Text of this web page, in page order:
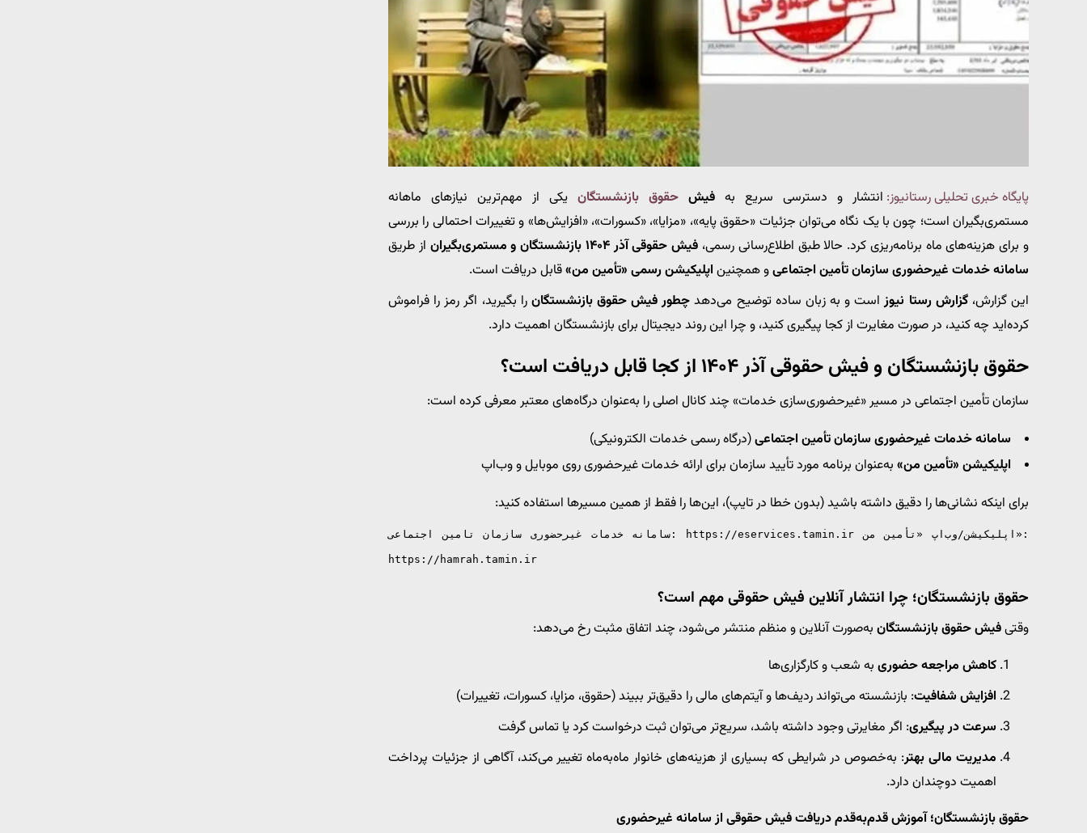
پایگاه خبری تحلیلی رستانیوز: انتشار و دسترسی سریع به فیش حقوق بازنشستگان یکی از مهم‌ترین نیازهای ماهانه
مستمری‌بگیران است؛ چون با یک نگاه می‌توان جزئیات «حقوق پایه»، «مزایا»، «کسورات»، «افزایش‌ها» و تغییرات احتمالی را بررسی
و برای هزینه‌های ماه برنامه‌ریزی کرد. حالا طبق اطلاع‌رسانی رسمی، فیش حقوقی آذر ۱۴۰۴ بازنشستگان و مستمری‌بگیران
از طریق
سامانه خدمات غیرحضوری سازمان تأمین اجتماعیو همچنین اپلیکیشن رسمی «تأمین من»قابل دریافت است.
این گزارش،گزارش رستا نیوزاست و به زبان ساده توضیح می‌دهد چطور فیش حقوق بازنشستگان را بگیرید، اگر رمز را فراموش
کرده‌اید چه کنید، در صورت مغایرت از کجا پیگیری کنید، و چرا این روند دیجیتال برای بازنشستگان اهمیت دارد.
حقوق بازنشستگان و فیش حقوقی آذر ۱۴۰۴ از کجا قابل دریافت است؟
سازمان تأمین اجتماعی در مسیر «غیرحضوری‌سازی خدمات» چند کانال اصلی را به‌عنوان درگاه‌های معتبر معرفی کرده است:
سامانه خدمات غیرحضوری سازمان تأمین اجتماعی(درگاه رسمی خدمات الکترونیکی)
اپلیکیشن «تأمین من» به‌عنوان برنامه مورد تأیید سازمان برای ارائه خدمات غیرحضوری روی موبایل و وب‌اپ
برای اینکه نشانی‌ها را دقیق داشته باشید (بدون خطا در تایپ)، این‌ها را فقط از همین مسیرها استفاده کنید:
سامانه خدمات غیرحضوری سازمان تامین اجتماعی: https://eservices.tamin.ir اپلیکیشن/وب‌اپ «تأمین من»:
https://hamrah.tamin.ir
حقوق بازنشستگان؛ چرا انتشار آنلاین فیش حقوقی مهم است؟
وقتیفیش حقوق بازنشستگان به‌صورت آنلاین و منظم منتشر می‌شود، چند اتفاق مثبت رخ می‌دهد:
کاهش مراجعه حضوری به شعب و کارگزاری‌ها
افزایش شفافیت: بازنشسته می‌تواند ردیف‌ها و آیتم‌های مالی را دقیق‌تر ببیند (حقوق، مزایا، کسورات، تغییرات)
سرعت در پیگیری: اگر مغایرتی وجود داشته باشد، سریع‌تر می‌توان ثبت درخواست کرد یا تماس گرفت
مدیریت مالی بهتر: به‌خصوص در شرایطی که بسیاری از هزینه‌های خانوار ماه‌به‌ماه تغییر می‌کند، آگاهی از جزئیات پرداخت
اهمیت دوچندان دارد.
حقوق بازنشستگان؛ آموزش قدم‌به‌قدم دریافت فیش حقوقی از سامانه غیرحضوری